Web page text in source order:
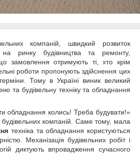
компаній, швидкий розвиток
на ринку будівництва та ремонту,
замовлення отримують ті, хто крім
роботи пропонують здійснення цих
Тому в Україні виник великий
та будівельну техніку та обладнання
обладнання колись! Треба будувати!»
будівельних компаній. Саме тому, мала
техніка та обладнання користуються
Механізація будівельних робіт і
диктують впровадження сучасного